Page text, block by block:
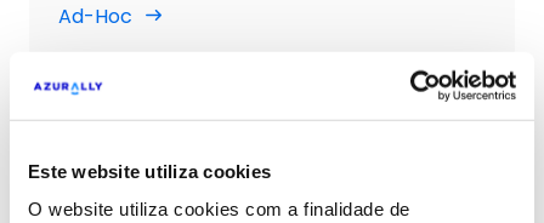
Este website utiliza cookies
O website utiliza cookies com a finalidade de
Ad-Hoc
Parceiros em destaque